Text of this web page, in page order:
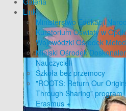
Linki
Ministerstwo Edukacji
Kuratorium Oświaty w
Wojewódzki Ośrodek
Miejski Ośrodek
Nauczycieli
Szkoła bez przemocy
"ROOTS: Return Our
Through Sharing” program
Erasmus +